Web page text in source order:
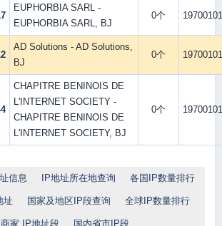
EUPHORBIA SARL -
EUPHORBIA SARL, BJ
0个 19700101
AD Solutions - AD Solutions,
BJ
0个 19700101
CHAPITRE BENINOIS DE
L'INTERNET SOCIETY -
CHAPITRE BENINOIS DE
L'INTERNET SOCIETY, BJ
0个 19700101
信息 IP地址所在地查询 各国IP数量排行
址 国家及地区IP段查询 全球IP数量排行
家 IP地址段 国内省市IP段